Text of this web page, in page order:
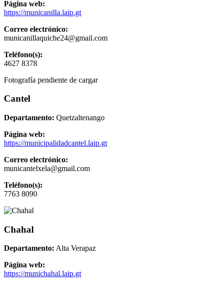
Página web:
https://municanilla.laip.gt
Correo electrónico:
municanillaquiche24@gmail.com
Teléfono(s):
4627 8378
Fotografía pendiente de cargar
Cantel
Departamento: Quetzaltenango
Página web:
https://municipalidadcantel.laip.gt
Correo electrónico:
municantelxela@gmail.com
Teléfono(s):
7763 8090
Chahal
Departamento: Alta Verapaz
Página web:
https://munichahal.laip.gt